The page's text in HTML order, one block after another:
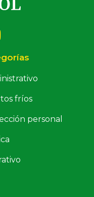
fríos
personal